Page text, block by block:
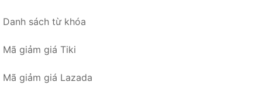
Danh sách từ khóa
Mã giảm giá Tiki
Mã giảm giá Lazada